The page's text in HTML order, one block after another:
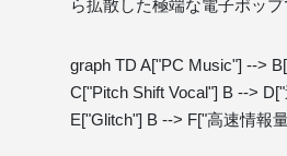
ら拡散した極端な電子ポップ
graph TD A["PC Music"] -->
C["Pitch Shift Vocal"] B -->
E["Glitch"] B --> F["高速情報